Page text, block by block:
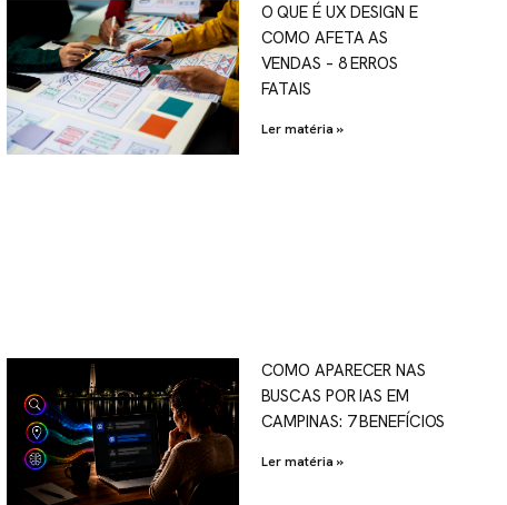
O QUE É UX DESIGN E
COMO AFETA AS
VENDAS – 8 ERROS
FATAIS
Ler matéria »
COMO APARECER NAS
BUSCAS POR IAS EM
CAMPINAS: 7 BENEFÍCIOS
Ler matéria »